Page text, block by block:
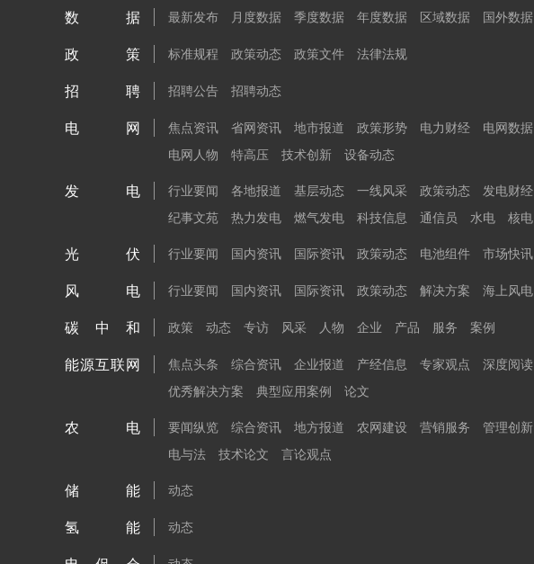
数据 最新发布 月度数据 季度数据 年度数据 区域数据 国外数据
政策 标准规程 政策动态 政策文件 法律法规
招聘 招聘公告 招聘动态
电网 焦点资讯 省网资讯 地市报道 政策形势 电力财经 电网数据
电网人物
特高压 技术创新 设备动态
发电 行业要闻 各地报道 基层动态 一线风采 政策动态 发电财经
纪事文苑
热力发电 燃气发电 科技信息 通信员 水电 核电
光伏 行业要闻 国内资讯 国际资讯 政策动态 电池组件 市场快讯
风电 行业要闻 国内资讯 国际资讯 政策动态 解决方案 海上风电
碳中和 政策 动态 专访 风采 人物 企业 产品 服务 案例
能源互联网 焦点头条 综合资讯 企业报道 产经信息 专家观点 深度阅读
优秀解决方案
典型应用案例 论文
农电 要闻纵览 综合资讯 地方报道 农网建设 营销服务 管理创新
电与法
技术论文 言论观点
储能 动态
氢能 动态